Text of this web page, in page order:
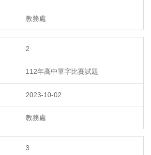
教務處
2
112年高中單字比賽試題
2023-10-02
教務處
3